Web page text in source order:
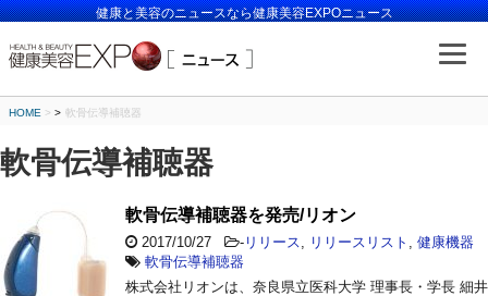
健康と美容のニュースなら健康美容EXPOニュース
HOME > 軟骨伝導補聴器
軟骨伝導補聴器
軟骨伝導補聴器を発売/リオン
2017/10/27 - リリース リリースリスト
健康機器
軟骨伝導補聴器
株式会社リオンは、奈良県立医科大学 理事長・学長 細井